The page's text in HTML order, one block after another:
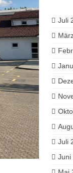
Juli
Juli
Juni